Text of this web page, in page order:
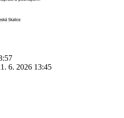
6. 2026 13:45